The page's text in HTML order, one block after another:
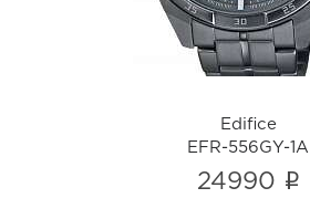
Edifice
EFR-556GY-1A
24990 i